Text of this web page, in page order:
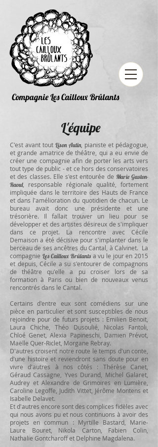
Compagnie Les Cailloux Brûlants
L'équipe
C'est avant tout Lison Autin , pianiste et pédagogue,
et grande amatrice de théâtre, qui a eu envie de
créer une compagnie afin de porter les arts vers
tout type de public - et ce hors des conservatoires
et des classes. Elle s'est entourée de Marie Gaston-
Raoul, responsable régionale qualité, fortement
impliquée dans le territoire des Hauts de France
et dans l'amélioration du quotidien de chacun. Le
bureau avait donc une présidente et une
trésorière. Il fallait trouver un lieu pour se
développer et des artistes désireux de s'impliquer
dans ce projet. La rencontre avec Cécile
Demaison a été décisive pour s'implanter dans le
berceau de ses ancêtres du Cantal, à Calvinet. La
compagnie Les Cailloux Brûlants a vu le jour en 2015
et depuis, Cécile a su s'entourer de compagnons
de théâtre qu'elle a pu croiser lors de sa
formation à Paris ou bien de nouveaux venus
rencontrés dans le Cantal.
Certains d'entre eux sont comédiens sur une
pièce en particulier et sont susceptibles de nous
rejoindre pour de futurs projets : Emilien Benoit,
Laura Chiche, Théo Dusoulié, Nicolas Fantoli,
Chloé Genet, Alexia Papineschi, Damien Prévot,
Maëlle Quer-Riclet, Morgane Rebray.
D'autres croisent notre route le temps d'un conte,
d'une histoire et reviendront sans doute pour en
vivre d'autres à nos côtés : Thérèse Canet,
Géraud Cassagne, Yves Durand, Michel Galaret,
Audrey et Alexandre de Grimoires en Lumière,
Caroline Legoffe, Judith Vittet, Jérôme Montens et
Isabelle Delavet.
Et d'autres encore sont des complices fidèles avec
qui nous avons pu et nous continuons à avoir des
projets en commun : Myrtille Bastard, Marie-
Laure Bouret, Nikola Carton, Fabien Colin,
Nathalie Gontcharoff et Delphine Magdalena.